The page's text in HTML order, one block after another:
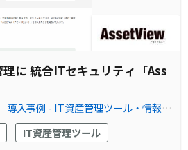
に 統合ITセキュリティ「Ass
入事例 - IT資産管理ツール・情報資
』
IT資産管理ツール